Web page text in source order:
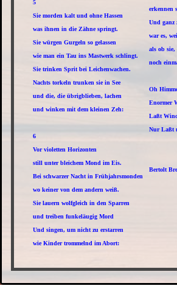
5
Sie morden kalt und ohne Hassen
was ihnen in die Zähne springt.
Sie würgen Gurgeln so gelassen
wie man ein Tau ins Mastwerk schlingt.
Sie trinken Sprit bei Leichenwachen.
Nachts torkeln trunken sie in See
und die, die übrigblieben, lachen
und winken mit dem kleinen Zeh:
6
Vor violetten Horizonten
still unter bleichem Mond im Eis.
Bei schwarzer Nacht in Frühjahrsmonden
wo keiner von dem andern weiß.
Sie lauern wolfgleich in den Sparren
und treiben funkeläugig Mord
Und singen, um nicht zu erstarren
wie Kinder trommelnd im Abort:
erkennen
Und ganz
war es,
als ob sie,
noch
Oh
Enormer
Laßt
Nur Laßt
Bertolt